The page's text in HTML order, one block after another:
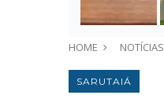
HOME NOTÍCIAS
SARUTAIÁ